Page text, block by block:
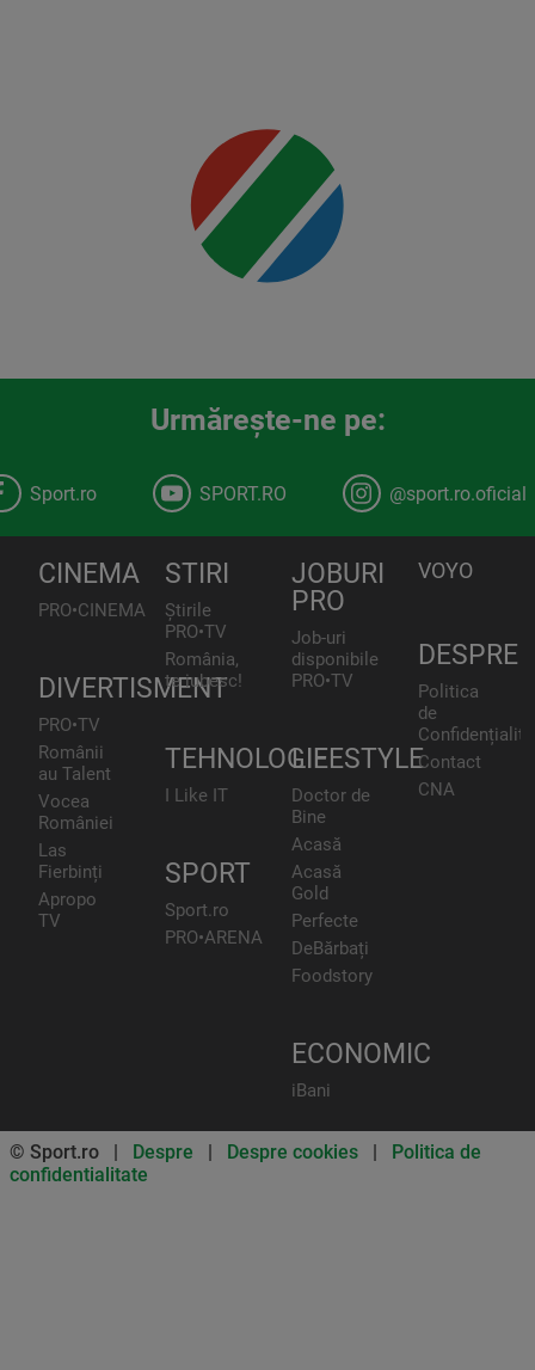
Urmăreşte-ne pe:
Sport.ro SPORT.RO @sport.ro.oficial
CINEMA
PRO•CINEMA
DIVERTISMENT
PRO•TV
Românii
au Talent
Vocea
României
Las
Fierbinți
Apropo
TV
STIRI
Știrile
PRO•TV
România,
te iubesc!
TEHNOLOGIE
I Like IT
SPORT
Sport.ro
PRO•ARENA
JOBURI
PRO
Job-uri
disponibile
PRO•TV
LIFESTYLE
Doctor de
Bine
Acasă
Acasă
Gold
Perfecte
DeBărbați
Foodstory
ECONOMIC
iBani
VOYO
DESPRE
Politica
de
Contact
CNA
© Sport.ro | Despre | Despre cookies | Politica de
confidentialitate